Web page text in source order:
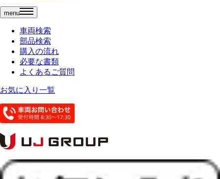
menu
車両検索
部品検索
購入の流れ
必要な書類
よくあるご質問
お気に入り一覧